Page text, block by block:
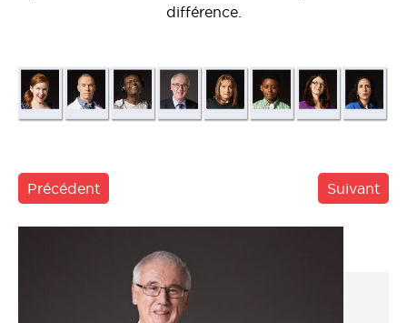
différence.
Précédent Suivant